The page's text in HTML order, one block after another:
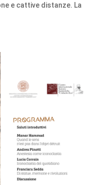
e cattive distanze. La